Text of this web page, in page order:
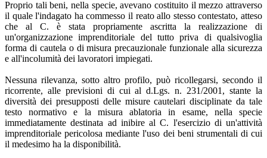
Proprio tali beni, nella specie, avevano costituito il mezzo attraverso
il quale l'indagato ha commesso il reato allo stesso contestato, atteso
che al C. è stata propriamente ascritta la realizzazione di
un'organizzazione imprenditoriale del tutto priva di qualsivoglia
forma di cautela o di misura precauzionale funzionale alla sicurezza
e all'incolumità dei lavoratori impiegati.
Nessuna rilevanza, sotto altro profilo, può ricollegarsi, secondo il
ricorrente, alle previsioni di cui al d.Lgs. n. 231/2001, stante la
diversità dei presupposti delle misure cautelari disciplinate da tale
testo normativo e la misura ablatoria in esame, nella specie
immediatamente destinata ad inibire al C. l'esercizio di un'attività
imprenditoriale pericolosa mediante l'uso dei beni strumentali di cui
il medesimo ha la disponibilità.